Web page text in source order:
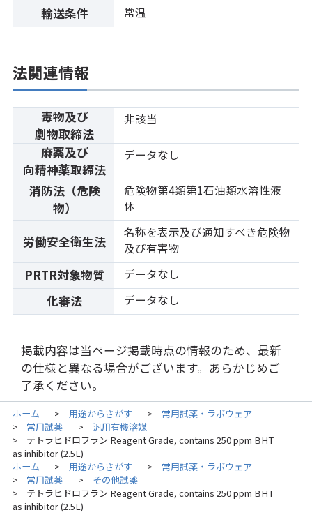
輸送条件 常温
法関連情報
毒物及び
劇物取締法
非該当
麻薬及び
向精神薬取締法
データなし
消防法（危険
物）
危険物第4類第1石油類水溶性液
体
労働安全衛生法
名称を表示及び通知すべき危険物
及び有害物
PRTR対象物質 データなし
化審法 データなし
掲載内容は当ページ掲載時点の情報のため、最新
の仕様と異なる場合がございます。あらかじめご
了承ください。
ホーム > 用途からさがす > 常用試薬・ラボウェア
> 常用試薬 > 汎用有機溶媒
>
テトラヒドロフラン Reagent Grade, contains 250 ppm BHT
as inhibitor (2.5L)
ホーム
> 用途からさがす > 常用試薬・ラボウェア
> 常用試薬 > その他試薬
>
テトラヒドロフラン Reagent Grade, contains 250 ppm BHT
as inhibitor (2.5L)